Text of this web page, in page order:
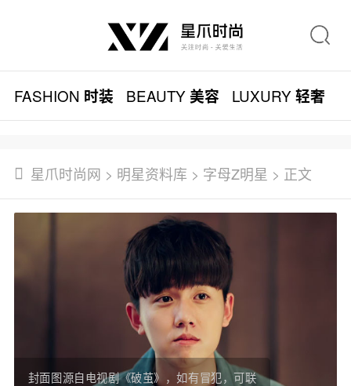
FASHION 时装 BEAUTY美容 LUXURY轻奢
星爪时尚网 > 明星资料库 > 字母Z明星 > 正文
封面图源自电视剧《破茧》，如有冒犯，可联